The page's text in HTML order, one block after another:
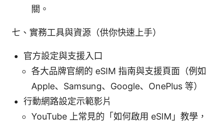
關。
七、實務工具與資源（供你快速上手）
官方設定與支援入口
各大品牌官網的 eSIM 指南與支援頁面（例如
Apple、Samsung、Google、OnePlus 等）
行動網路設定示範影片
YouTube 上常見的「如何啟用 eSIM」教學，